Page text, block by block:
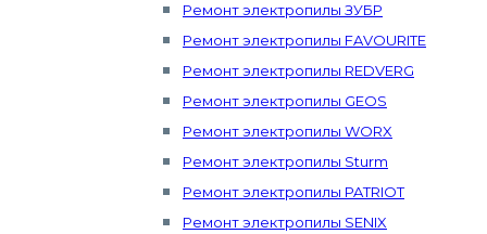
Ремонт электропилы ЗУБР
Ремонт электропилы FAVOURITE
Ремонт электропилы REDVERG
Ремонт электропилы GEOS
Ремонт электропилы WORX
Ремонт электропилы Sturm
Ремонт электропилы PATRIOT
Ремонт электропилы SENIX